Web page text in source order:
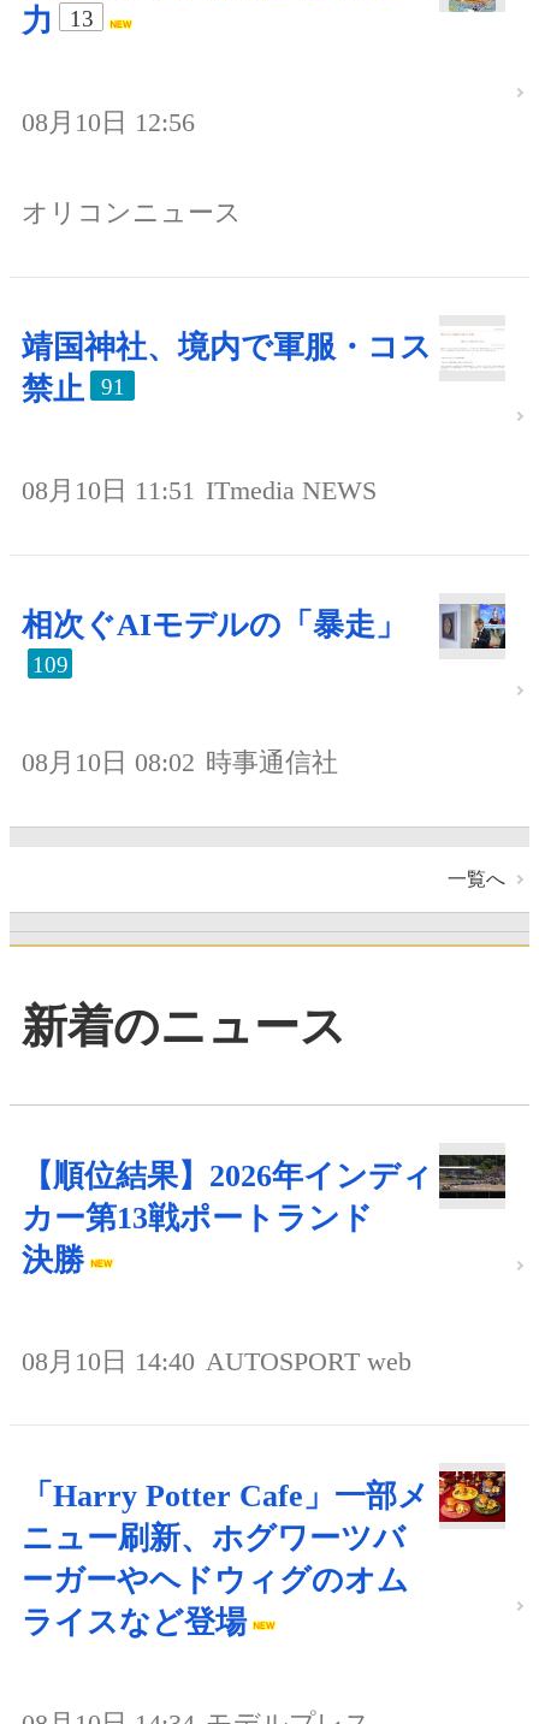
力
13
08月10日 12:56
オリコンニュース
靖国神社、境内で軍服・コス
禁止
91
08月10日 11:51 ITmedia NEWS
相次ぐAIモデルの「暴走」
109
08月10日 08:02 時事通信社
一覧へ
新着のニュース
【順位結果】2026年インディ
カー第13戦ポートランド
決勝
08月10日 14:40 AUTOSPORT web
「Harry Potter Cafe」一部メ
ニュー刷新、ホグワーツバ
ーガーやヘドウィグのオム
ライスなど登場